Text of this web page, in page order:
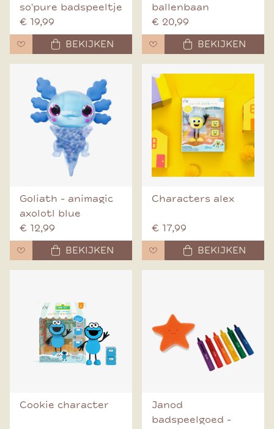
so'pure badspeeltje
€ 19,99
BEKIJKEN
ballenbaan
€ 20,99
BEKIJKEN
Goliath - animagic
axolotl blue
€ 12,99
BEKIJKEN
Characters alex
€ 17,99
BEKIJKEN
Cookie character
Janod
badspeelgoed -